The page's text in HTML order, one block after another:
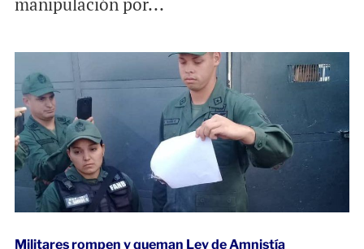
Militares rompen y queman Ley de Amnistía